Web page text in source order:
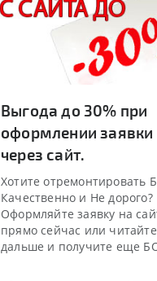
Выгода до 30% при
оформлении заявки
через сайт.
Хотите отремонтировать
Качественно и Не дорого?
Оформляйте заявку на
прямо сейчас или читайте
дальше и получите еще